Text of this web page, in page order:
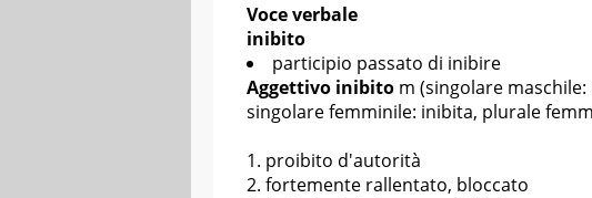
Voce verbale
inibito
participio passato di inibire
Aggettivo inibito m (singolare
singolare femminile: inibita, plurale
proibito d'autorità
fortemente rallentato, bloccato